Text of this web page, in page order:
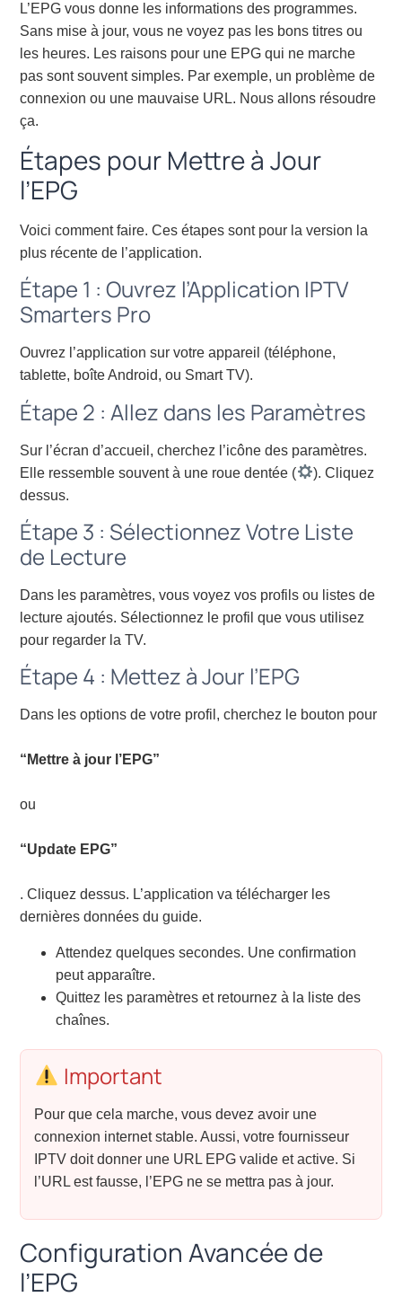
L’EPG vous donne les informations des programmes.
Sans mise à jour, vous ne voyez pas les bons titres ou
les heures. Les raisons pour une EPG qui ne marche
pas sont souvent simples. Par exemple, un problème de
connexion ou une mauvaise URL. Nous allons résoudre
ça.
Étapes pour Mettre à Jour
l’EPG
Voici comment faire. Ces étapes sont pour la version la
plus récente de l’application.
Étape 1 : Ouvrez l’Application IPTV
Smarters Pro
Ouvrez l’application sur votre appareil (téléphone,
tablette, boîte Android, ou Smart TV).
Étape 2 : Allez dans les Paramètres
Sur l’écran d’accueil, cherchez l’icône des paramètres.
Elle ressemble souvent à une roue dentée (
). Cliquez
dessus.
Étape 3 : Sélectionnez Votre Liste
de Lecture
Dans les paramètres, vous voyez vos profils ou listes de
lecture ajoutés. Sélectionnez le profil que vous utilisez
pour regarder la TV.
Étape 4 : Mettez à Jour l’EPG
Dans les options de votre profil, cherchez le bouton pour
“Mettre à jour l’EPG”
ou
“Update EPG”
. Cliquez dessus. L’application va télécharger les
dernières données du guide.
Attendez quelques secondes. Une confirmation
peut apparaître.
Quittez les paramètres et retournez à la liste des
chaînes.
Important
Pour que cela marche, vous devez avoir une
connexion internet stable. Aussi, votre fournisseur
IPTV doit donner une URL EPG valide et active. Si
l’URL est fausse, l’EPG ne se mettra pas à jour.
Configuration Avancée de
l’EPG